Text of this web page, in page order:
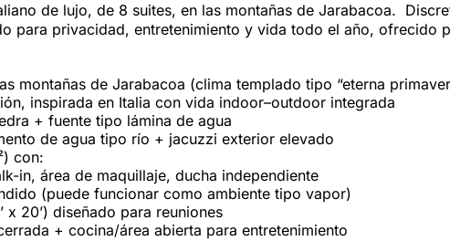
de lujo, de 8 suites, en las montañas de Jarabacoa.
para privacidad, entretenimiento y vida todo el año, ofrecido
montañas de Jarabacoa (clima templado tipo “eterna
inspirada en Italia con vida indoor–outdoor integrada
+ fuente tipo lámina de agua
de agua tipo río + jacuzzi exterior elevado
con:
in, área de maquillaje, ducha independiente
(puede funcionar como ambiente tipo vapor)
20’) diseñado para reuniones
+ cocina/área abierta para entretenimiento